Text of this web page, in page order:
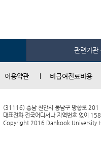
관련기관
이용약관 비급여진료비용
(31116) 충남 천안시 동남구 망향로 201
대표전화 전국어디서나 지역번호 없이
Copyright 2016 Dankook University